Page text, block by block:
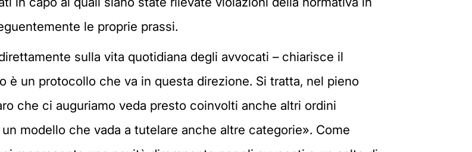
le proprie prassi.
sulla vita quotidiana degli avvocati – chiarisce il
è un protocollo che va in questa direzione. Si tratta, nel pieno
che ci auguriamo veda presto coinvolti anche altri ordini
modello che vada a tutelare anche altre categorie». Come